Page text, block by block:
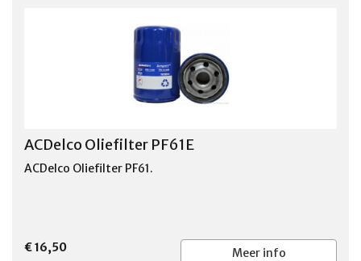
ACDelco Oliefilter PF61E
ACDelco Oliefilter PF61.
€ 16,50 Meer info